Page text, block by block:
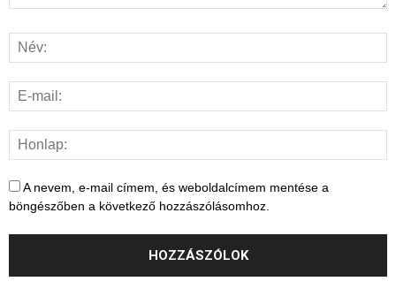
A nevem, e-mail címem, és weboldalcímem mentése a
böngészőben a következő hozzászólásomhoz.